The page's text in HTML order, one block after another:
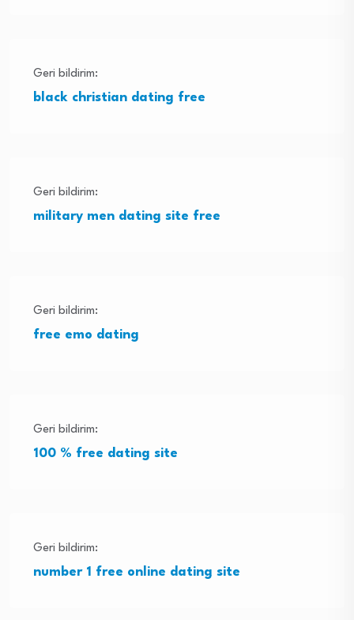
Geri bildirim:
black christian dating free
Geri bildirim:
military men dating site free
Geri bildirim:
free emo dating
Geri bildirim:
100 % free dating site
Geri bildirim:
number 1 free online dating site